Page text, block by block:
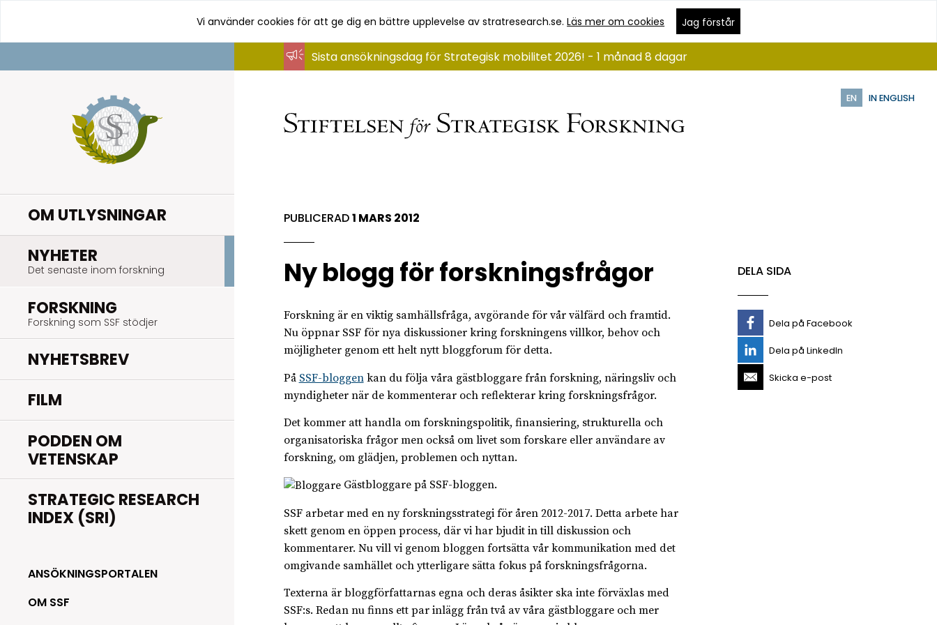
innehåll
Vi använder cookies för att ge dig en bättre upplevelse av stratresearch.se.Läs mer om cookies Jag förstår
EN IN ENGLISH
OM UTLYSNINGAR
NYHETER
Det senaste inom forskning
FORSKNING
Forskning som SSF stödjer
NYHETSBREV
FILM
PODDEN OM
VETENSKAP
STRATEGIC RESEARCH
INDEX (SRI)
ANSÖKNINGSPORTALEN
OM SSF
Sista ansökningsdag för Strategisk mobilitet 2026! - 1 månad 8 dagar
PUBLICERAD1 MARS 2012
Ny blogg för forskningsfrågor
Forskning är en viktig samhällsfråga, avgörande för vår välfärd och framtid.
Nu öppnar SSF för nya diskussioner kring forskningens villkor, behov och
möjligheter genom ett helt nytt bloggforum för detta.
På SSF-bloggenkan du följa våra gästbloggare från forskning, näringsliv och
myndigheter när de kommenterar och reflekterar kring forskningsfrågor.
Det kommer att handla om forskningspolitik, finansiering, strukturella och
organisatoriska frågor men också om livet som forskare eller användare av
forskning, om glädjen, problemen och nyttan.
Gästbloggare på SSF-bloggen.
SSF arbetar med en ny forskningsstrategi för åren 2012-2017. Detta arbete har
skett genom en öppen process, där vi har bjudit in till diskussion och
kommentarer. Nu vill vi genom bloggen fortsätta vår kommunikation med det
omgivande samhället och ytterligare sätta fokus på forskningsfrågorna.
Texterna är bloggförfattarnas egna och deras åsikter ska inte förväxlas med
SSF:s. Redan nu finns ett par inlägg från två av våra gästbloggare och mer
DELA SIDA
Dela på Facebook
Dela på LinkedIn
Skicka e-post